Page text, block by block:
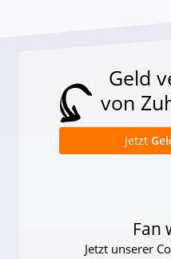
Geld
von
Jetzt
Fan
Jetzt unserer